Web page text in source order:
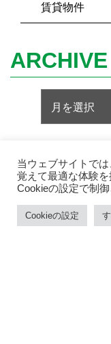
賃貸物件
ARCHIVE
トップ | 物
当ウェブサイトで
覚えて最適な体験を
Cookieの設定で制
Cookieの設定